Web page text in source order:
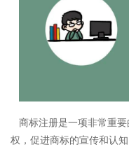
商标注册是一项非常重
权，促进商标的宣传和认